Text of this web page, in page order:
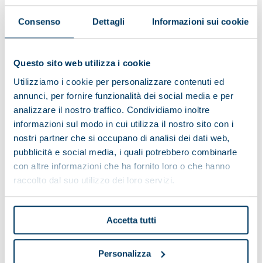
Consenso Dettagli Informazioni sui cookie
Questo sito web utilizza i cookie
Utilizziamo i cookie per personalizzare contenuti ed
annunci, per fornire funzionalità dei social media e per
analizzare il nostro traffico. Condividiamo inoltre
informazioni sul modo in cui utilizza il nostro sito con i
nostri partner che si occupano di analisi dei dati web,
pubblicità e social media, i quali potrebbero combinarle
con altre informazioni che ha fornito loro o che hanno
raccolto dal suo utilizzo dei loro servizi.
Accetta tutti
Personalizza
News